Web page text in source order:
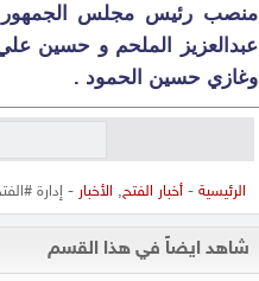
منصب رئيس مجلس الجمهور
عبدالعزيز الملحم و حسين
وغازي حسين الحمود .
الرئيسية -أخبار الفتح, الأخبار - إدارة
شاهد ايضاً في هذا القسم